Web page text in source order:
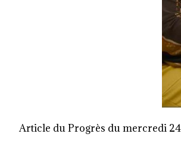
Article du Progrès du mercredi